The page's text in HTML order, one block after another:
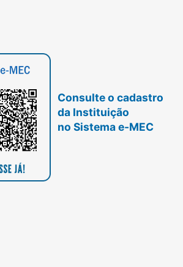
Consulte o cadastro
da Instituição
no Sistema e-MEC